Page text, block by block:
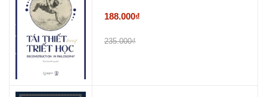
188.000₫
235.000₫